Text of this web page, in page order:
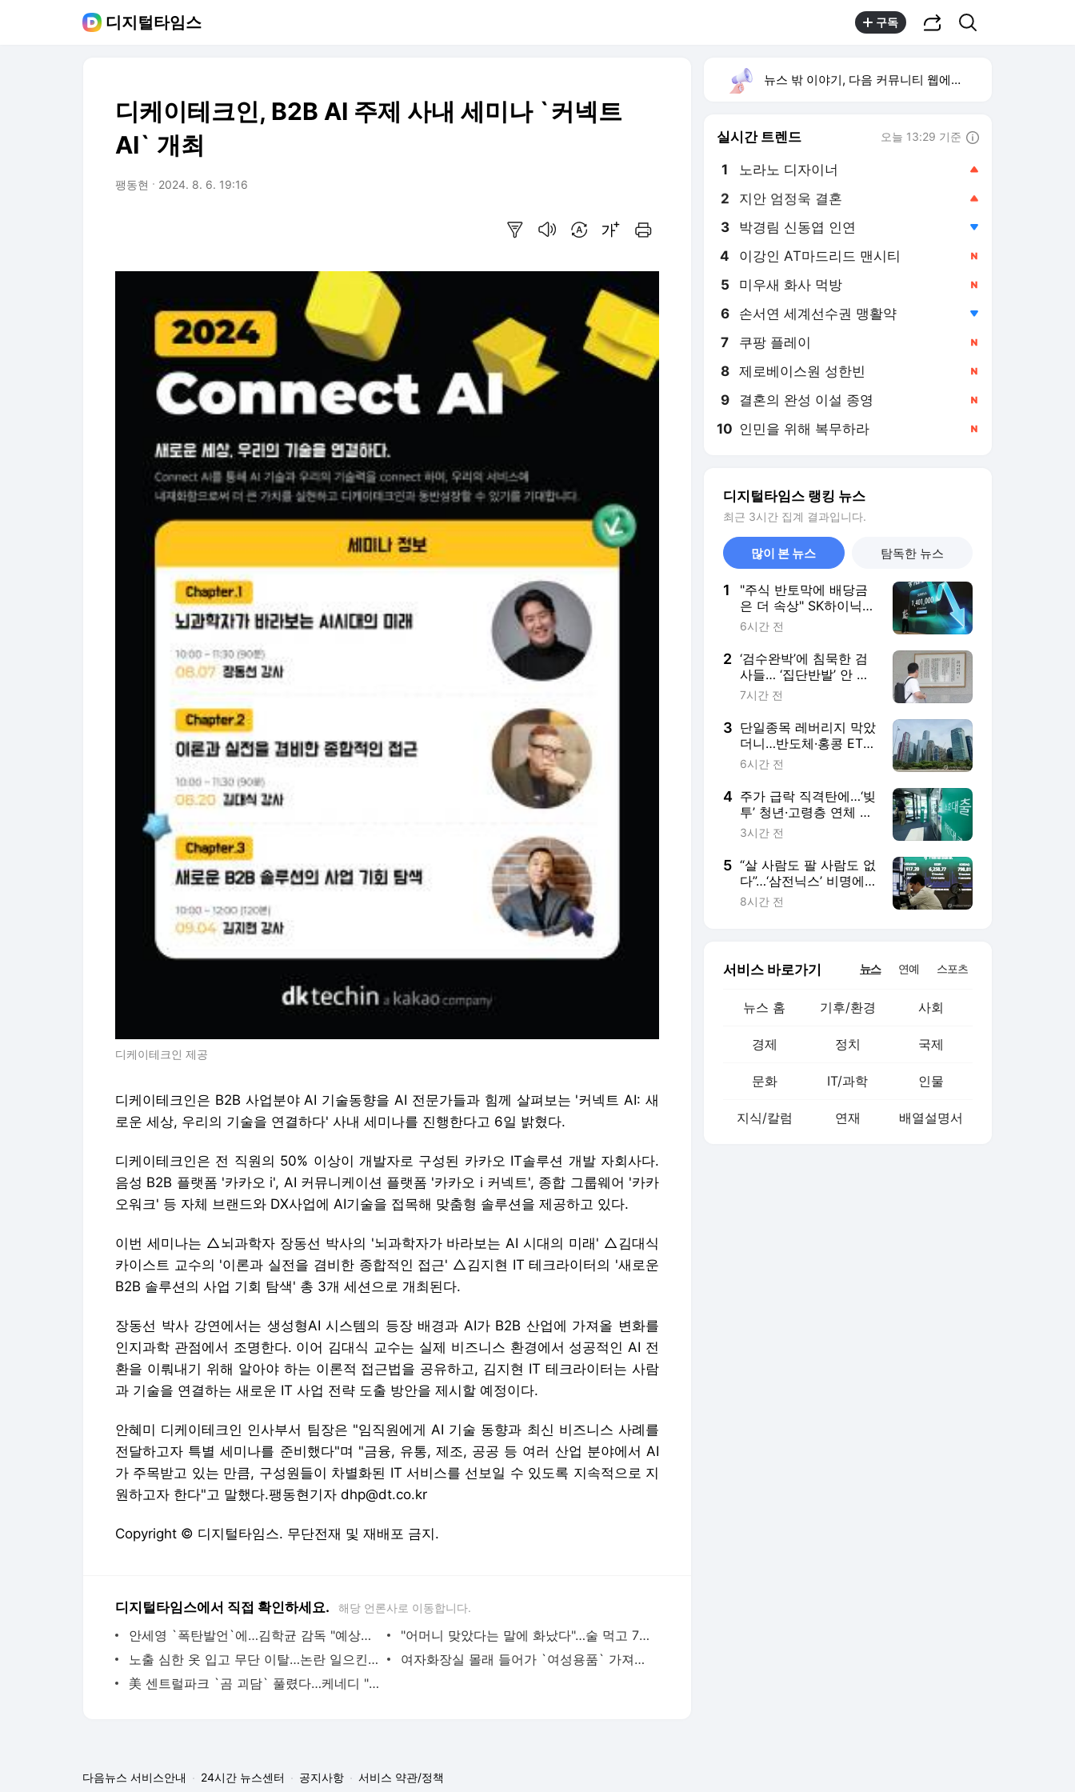
디지털타임스 구독
디케이테크인, B2B AI 주제 사내 세미나 `커넥트
AI` 개최
팽동현 2024. 8. 6. 19:16
디케이테크인 제공
디케이테크인은 B2B 사업분야 AI 기술동향을 AI 전문가들과 힘께 살펴보는 '커넥트 AI: 새
로운 세상, 우리의 기술을 연결하다' 사내 세미나를 진행한다고 6일 밝혔다.
디케이테크인은 전 직원의 50% 이상이 개발자로 구성된 카카오 IT솔루션 개발 자회사다.
음성 B2B 플랫폼 '카카오 i', AI 커뮤니케이션 플랫폼 '카카오 i 커넥트', 종합 그룹웨어 '카카
오워크' 등 자체 브랜드와 DX사업에 AI기술을 접목해 맞춤형 솔루션을 제공하고 있다.
이번 세미나는 △뇌과학자 장동선 박사의 '뇌과학자가 바라보는 AI 시대의 미래' △김대식
카이스트 교수의 '이론과 실전을 겸비한 종합적인 접근' △김지현 IT 테크라이터의 '새로운
B2B 솔루션의 사업 기회 탐색' 총 3개 세션으로 개최된다.
장동선 박사 강연에서는 생성형AI 시스템의 등장 배경과 AI가 B2B 산업에 가져올 변화를
인지과학 관점에서 조명한다. 이어 김대식 교수는 실제 비즈니스 환경에서 성공적인 AI 전
환을 이뤄내기 위해 알아야 하는 이론적 접근법을 공유하고, 김지현 IT 테크라이터는 사람
과 기술을 연결하는 새로운 IT 사업 전략 도출 방안을 제시할 예정이다.
안혜미 디케이테크인 인사부서 팀장은 "임직원에게 AI 기술 동향과 최신 비즈니스 사례를
전달하고자 특별 세미나를 준비했다"며 "금융, 유통, 제조, 공공 등 여러 산업 분야에서 AI
가 주목받고 있는 만큼, 구성원들이 차별화된 IT 서비스를 선보일 수 있도록 지속적으로 지
원하고자 한다"고 말했다.팽동현기자 dhp@dt.co.kr
Copyright © 디지털타임스. 무단전재 및 재배포 금지.
디지털타임스에서 직접 확인하세요. 해당 언론사로 이동합니다.
안세영 `폭탄발언`에…김학균 감독 "예상했다, 협회와 법정싸움 하겠다는 뜻"
"어머니 맞았다는 말에 화났다"…술 먹고 70대 아버지 살해한 20대 남성
노출 심한 옷 입고 무단 이탈…논란 일으킨 미녀 수영 선수, 결국 `퇴출`
여자화장실 몰래 들어가 `여성용품` 가져나오려던 30대 남성, 경찰 붙잡혀
美 센트럴파크 `곰 괴담` 풀렸다…케네디 "장난삼아 곰 사체 버린 것"
뉴스 밖 이야기, 다음 커뮤니티 웹에서 보기
실시간 트렌드 오늘 13:29 기준
1 노라노 디자이너
2 지안 엄정욱 결혼
3 박경림 신동엽 인연
4 이강인 AT마드리드 맨시티
5 미우새 화사 먹방
6 손서연 세계선수권 맹활약
7 쿠팡 플레이
8 제로베이스원 성한빈
9 결혼의 완성 이설 종영
10 인민을 위해 복무하라
디지털타임스 랭킹 뉴스
최근 3시간 집계 결과입니다.
많이 본 뉴스 탐독한 뉴스
1
"주식 반토막에 배당금
은 더 속상" SK하이닉
스, ‘나스닥’급 주주환원
6시간 전
2 ‘검수완박’에 침묵한 검
사들… ‘집단반발’ 안 한
이유 있었다 [짚어봅시
7시간 전
3 단일종목 레버리지 막았
더니…반도체·홍콩 ETF
로 자금 이동
6시간 전
4 주가 급락 직격탄에…‘빚
투’ 청년·고령층 연체 급
증
3시간 전
5 “살 사람도 팔 사람도 없
다”…‘삼전닉스’ 비명에
꽁꽁 얼어붙은 코스피
8시간 전
서비스 바로가기 뉴스 연예 스포츠
뉴스 홈 기후/환경 사회
경제 정치 국제
문화 IT/과학 인물
지식/칼럼 연재 배열설명서
다음뉴스 서비스안내 24시간 뉴스센터 공지사항 서비스 약관/정책